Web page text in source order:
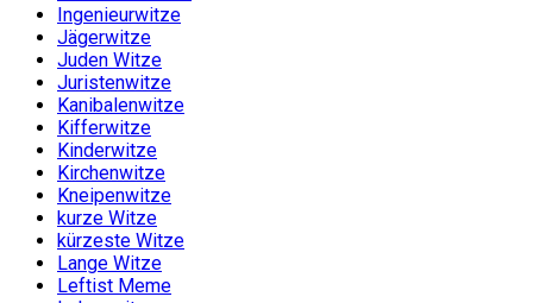
Ingenieurwitze
Jägerwitze
Juden Witze
Juristenwitze
Kanibalenwitze
Kifferwitze
Kinderwitze
Kirchenwitze
Kneipenwitze
kurze Witze
kürzeste Witze
Lange Witze
Leftist Meme